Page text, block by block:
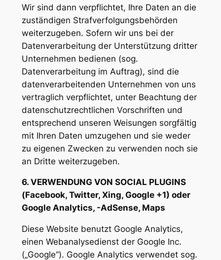
Wir sind dann verpflichtet, Ihre Daten an die
zuständigen Strafverfolgungsbehörden
weiterzugeben. Sofern wir uns bei der
Datenverarbeitung der Unterstützung dritter
Unternehmen bedienen (sog.
Datenverarbeitung im Auftrag), sind die
datenverarbeitenden Unternehmen von uns
vertraglich verpflichtet, unter Beachtung der
datenschutzrechtlichen Vorschriften und
entsprechend unseren Weisungen sorgfältig
mit Ihren Daten umzugehen und sie weder
zu eigenen Zwecken zu verwenden noch sie
an Dritte weiterzugeben.
6. VERWENDUNG VON SOCIAL PLUGINS
(Facebook, Twitter, Xing, Google +1) oder
Google Analytics, -AdSense, Maps
Diese Website benutzt Google Analytics,
einen Webanalysedienst der Google Inc.
(„Google“). Google Analytics verwendet sog.